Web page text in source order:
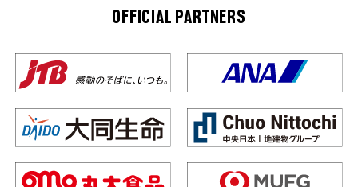
OFFICIAL PARTNERS